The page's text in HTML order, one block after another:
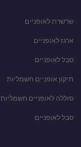
שרשרת לאופניים
ארגז לאופניים
סבל לאופניים
תיקון אופניים חשמליות
סוללה לאופניים חשמליות
סבל לאופניים